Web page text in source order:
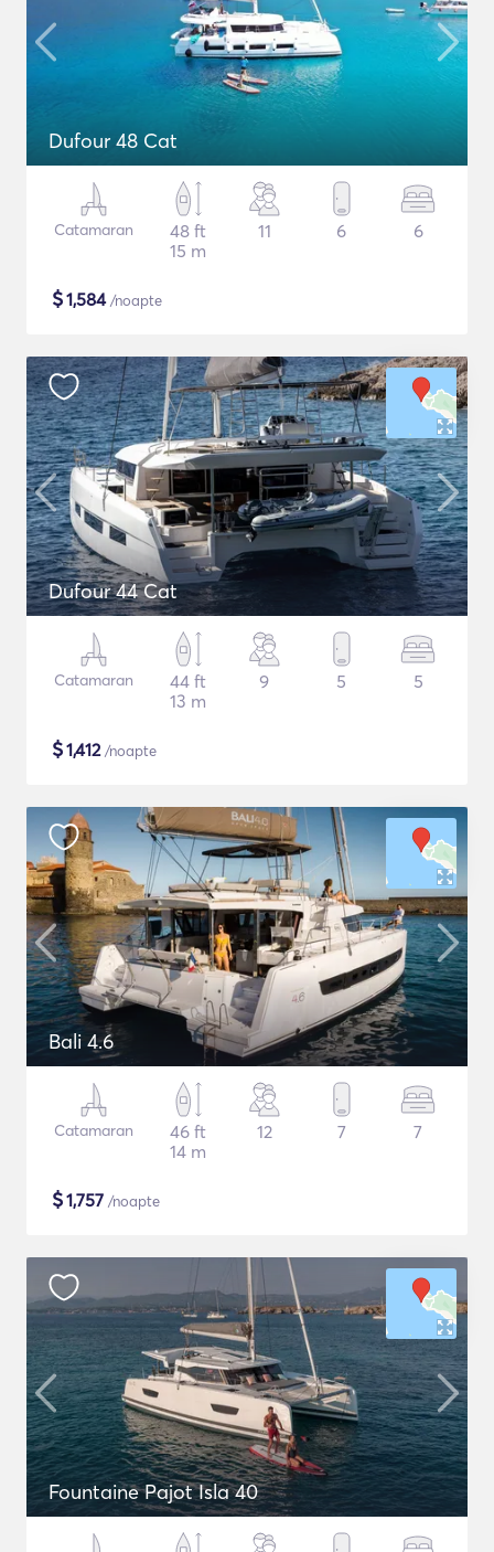
Dufour 48 Cat
Catamaran
48 ft
15 m
11 6 6
$1,584/noapte
Dufour 44 Cat
Catamaran
44 ft
13 m
9 5 5
$1,412/noapte
Bali 4.6
Catamaran
46 ft
14 m
12 7 7
$1,757 /noapte
Fountaine Pajot Isla 40